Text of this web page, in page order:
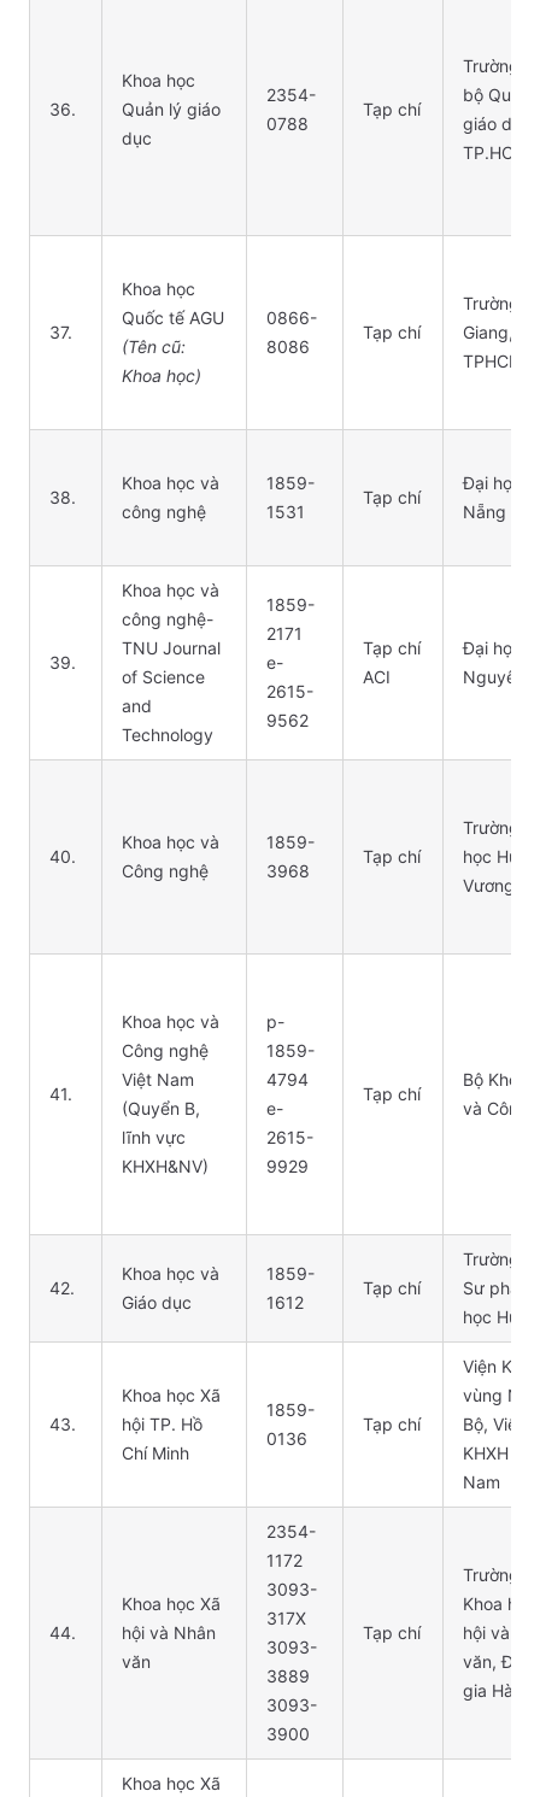
36.
Khoa học
Quản lý giáo
dục
2354-
0788
Tạp chí
Trường
bộ Quản
giáo dục
TP.HCM
37.
Khoa học
Quốc tế AGU
(Tên cũ:
Khoa học)
0866-
8086
Tạp chí
Trường
Giang,
TPHCM
38.
Khoa học và
công nghệ
1859-
1531
Tạp chí
Đại học
Nẵng
39.
Khoa học và
công nghệ-
TNU Journal
of Science
and
Technology
1859-
2171
e-
2615-
9562
Tạp chí
ACI
Đại học
Nguyên
40.
Khoa học và
Công nghệ
1859-
3968
Tạp chí
Trường
học Hùng
Vương
41.
Khoa học và
Công nghệ
Việt Nam
(Quyển B,
lĩnh vực
KHXH&NV)
p-
1859-
4794
e-
2615-
9929
Tạp chí
Bộ Khoa
và Công
42.
Khoa học và
Giáo dục
1859-
1612
Tạp chí
Trường
Sư
học Huế
43.
Khoa học Xã
hội TP. Hồ
Chí Minh
1859-
0136
Tạp chí
Viện
vùng
Bộ, Viện
KHXH
Nam
44.
Khoa học Xã
hội và Nhân
văn
2354-
1172
3093-
317X
3093-
3889
3093-
3900
Tạp chí
Trường
Khoa học
hội và
văn, ĐH
gia Hà
Khoa học Xã